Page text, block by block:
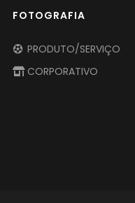
FOTOGRAFIA
PRODUTO/SERVIÇO
CORPORATIVO